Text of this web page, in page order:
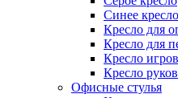
Синее кресло
Кресло для
Кресло для
Кресло
Кресло
Офисные стулья